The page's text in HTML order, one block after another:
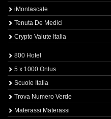
iMontascale
Tenuta De Medici
Crypto Valute Italia
800 Hotel
5 x 1000 Onlus
Scuole Italia
Trova Numero Verde
Materassi Materassi